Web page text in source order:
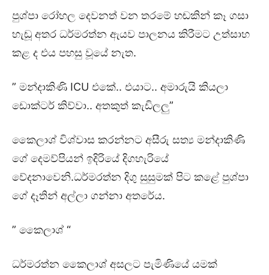
පුශ්පා රෝහල දෙවනත් වන තරමේ හඬකින් කෑ ගසා
හැඬූ අතර ධර්මරත්න ඇයව පාලනය කිරීමට උත්සාහ
කළ ද එය පහසු වූයේ නැත.
” මන්දාකිණි ICU එකේ.. එයාට.. අමාරුයි කියලා
ඩොක්ටර් කිව්වා.. අතකුත් කැඩිලලු”
කෛලාශ් විශ්වාස කරන්නට අසීරු සත්‍ය මන්දාකිණි
ගේ දෙමව්පියන් ඉදිරියේ දිගහැරියේ
වේදනාවෙනි.ධර්මරත්න දිගු සුසුමක් පිට කළේ පුශ්පා
ගේ දෑතින් අල්ලා ගන්නා අතරේය.
” කෛලාශ් “
ධර්මරත්න කෛලාශ් අසලට පැමිණියේ යමක්